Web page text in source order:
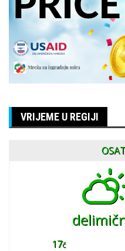
VRIJEME U REGIJI
17č